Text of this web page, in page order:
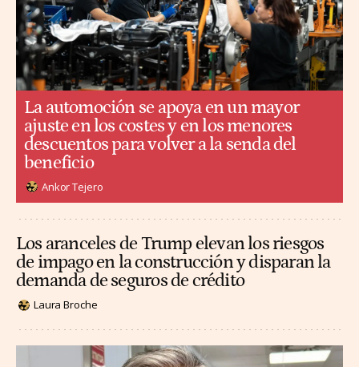
La automoción se apoya en un mayor
ajuste en los costes y en los menores
descuentos para volver a la senda del
beneficio
Ankor Tejero
Los aranceles de Trump elevan los riesgos
de impago en la construcción y disparan la
demanda de seguros de crédito
Laura Broche